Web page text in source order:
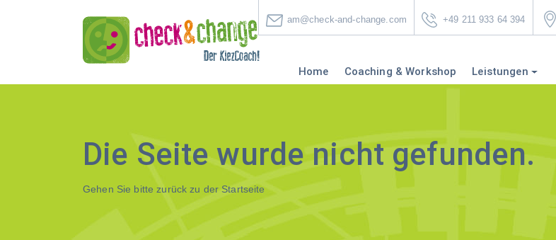
am@check-and-change.com +49 211 933 64 394
Home Coaching & Workshop Leistungen
Die Seite wurde nicht gefunden.
Gehen Sie bitte zurück zu derStartseite